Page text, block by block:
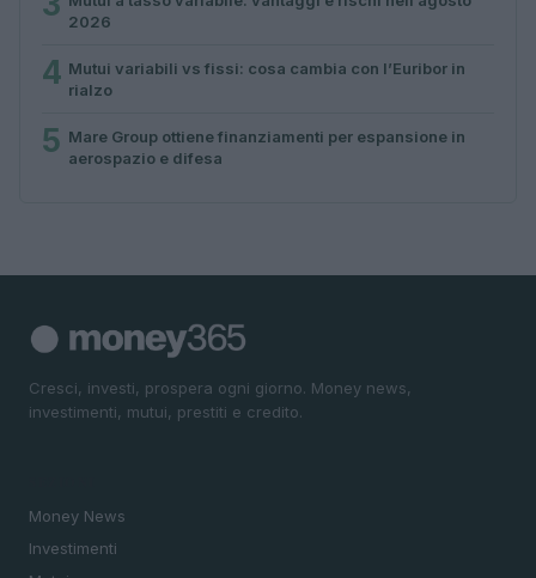
2026
4 Mutui variabili vs fissi: cosa cambia con l’Euribor in
rialzo
5 Mare Group ottiene finanziamenti per espansione in
aerospazio e difesa
Cresci, investi, prospera ogni giorno. Money news,
investimenti, mutui, prestiti e credito.
Money News
Investimenti